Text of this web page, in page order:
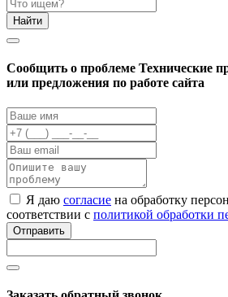
Найти
Cообщить о проблеме Технические
или предложения по работе сайта
Я даю согласие на обработку
соответствии с политикой обработки
Отправить